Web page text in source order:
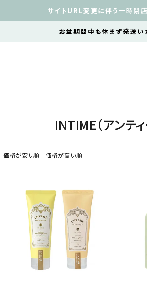
サイトURL変更に伴う一時閉
お盆期間中も休まず発送い
INTIME（アンティ
価格が安い順 価格が高い順